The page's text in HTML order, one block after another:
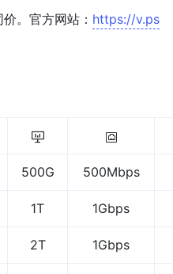
。官方网站： https://v.ps
500G 500Mbps
1T 1Gbps
2T 1Gbps